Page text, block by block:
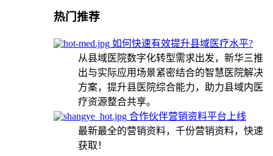
热门推荐
如何快速有效提升县域医疗水平?
从县域医院数字化转型需求出发，新华三推
出与实际应用场景紧密结合的智慧医院解决
方案，提升县医院综合能力，助力县域内医
疗资源整合共享。
合作伙伴营销资料平台上线
最新最全的营销资料，千份营销资料，快速
获取！